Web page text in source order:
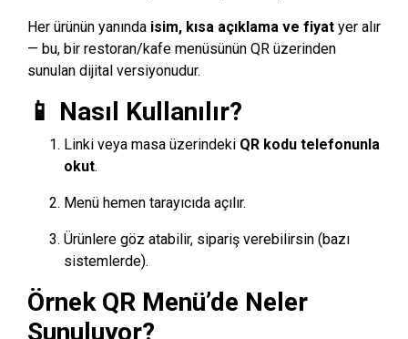
Her ürünün yanında isim, kısa açıklama ve fiyat yer alır
— bu, bir restoran/kafe menüsünün QR üzerinden
sunulan dijital versiyonudur.
📱 Nasıl Kullanılır?
Linki veya masa üzerindeki QR kodu telefonunla
okut.
Menü hemen tarayıcıda açılır.
Ürünlere göz atabilir, sipariş verebilirsin (bazı
sistemlerde).
Örnek QR Menü’de Neler
Sunuluyor?